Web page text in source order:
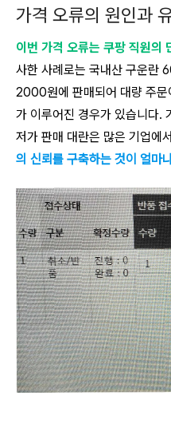
가격 오류의 원인과
이번 가격 오류는 쿠팡 직원의
사한 사례로는 국내산 구운란
2000원에 판매되어 대량 주문
가 이루어진 경우가 있습니다.
저가 판매 대란은 많은 기업에
의 신뢰를 구축하는 것이 얼마